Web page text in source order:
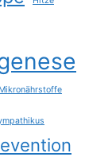
Mikronährstoffe